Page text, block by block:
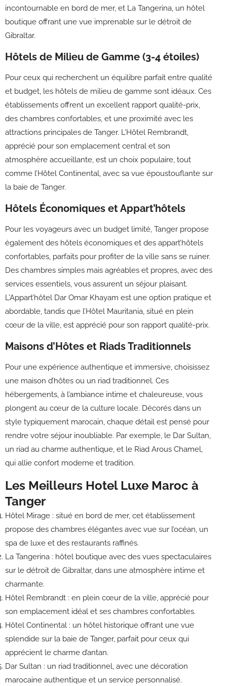
incontournable en bord de mer, et La Tangerina, un hôtel
boutique offrant une vue imprenable sur le détroit de
Gibraltar.
Hôtels de Milieu de Gamme (3-4 étoiles)
Pour ceux qui recherchent un équilibre parfait entre qualité
et budget, les hôtels de milieu de gamme sont idéaux. Ces
établissements offrent un excellent rapport qualité-prix,
des chambres confortables, et une proximité avec les
attractions principales de Tanger. L’Hôtel Rembrandt,
apprécié pour son emplacement central et son
atmosphère accueillante, est un choix populaire, tout
comme l’Hôtel Continental, avec sa vue époustouflante sur
la baie de Tanger.
Hôtels Économiques et Appart’hôtels
Pour les voyageurs avec un budget limité, Tanger propose
également des hôtels économiques et des appart’hôtels
confortables, parfaits pour profiter de la ville sans se ruiner.
Des chambres simples mais agréables et propres, avec des
services essentiels, vous assurent un séjour plaisant.
L’Appart’hôtel Dar Omar Khayam est une option pratique et
abordable, tandis que l’Hôtel Mauritania, situé en plein
cœur de la ville, est apprécié pour son rapport qualité-prix.
Maisons d’Hôtes et Riads Traditionnels
Pour une expérience authentique et immersive, choisissez
une maison d’hôtes ou un riad traditionnel. Ces
hébergements, à l’ambiance intime et chaleureuse, vous
plongent au cœur de la culture locale. Décorés dans un
style typiquement marocain, chaque détail est pensé pour
rendre votre séjour inoubliable. Par exemple, le Dar Sultan,
un riad au charme authentique, et le Riad Arous Chamel,
qui allie confort moderne et tradition.
Les Meilleurs Hotel Luxe Maroc à
Tanger
Hôtel Mirage : situé en bord de mer, cet établissement
propose des chambres élégantes avec vue sur l’océan, un
spa de luxe et des restaurants raffinés.
La Tangerina : hôtel boutique avec des vues spectaculaires
sur le détroit de Gibraltar, dans une atmosphère intime et
charmante.
Hôtel Rembrandt : en plein cœur de la ville, apprécié pour
son emplacement idéal et ses chambres confortables.
Hôtel Continental : un hôtel historique offrant une vue
splendide sur la baie de Tanger, parfait pour ceux qui
apprécient le charme d’antan.
Dar Sultan : un riad traditionnel, avec une décoration
marocaine authentique et un service personnalisé.